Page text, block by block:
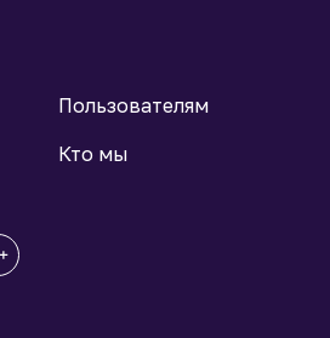
Пользователям
Кто мы